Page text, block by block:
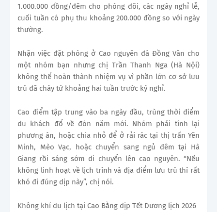
1.000.000 đồng/đêm cho phòng đôi, các ngày nghỉ lễ,
cuối tuần có phụ thu khoảng 200.000 đồng so với ngày
thường.
Nhận việc đặt phòng ở Cao nguyên đá Đồng Văn cho
một nhóm bạn nhưng chị Trần Thanh Nga (Hà Nội)
không thể hoàn thành nhiệm vụ vì phần lớn cơ sở lưu
trú đã cháy từ khoảng hai tuần trước kỳ nghỉ.
Cao điểm tập trung vào ba ngày đầu, trùng thời điểm
du khách đổ về đón năm mới. Nhóm phải tính lại
phương án, hoặc chia nhỏ để ở rải rác tại thị trấn Yên
Minh, Mèo Vạc, hoặc chuyển sang ngủ đêm tại Hà
Giang rồi sáng sớm di chuyển lên cao nguyên. “Nếu
không linh hoạt về lịch trình và địa điểm lưu trú thì rất
khó đi đúng dịp này”, chị nói.
Không khí du lịch tại Cao Bằng dịp Tết Dương lịch 2026